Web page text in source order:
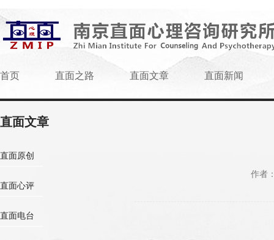
首页 直面之路 直面文章 直面新闻
直面文章
直面原创
直面心评
直面电台
作者